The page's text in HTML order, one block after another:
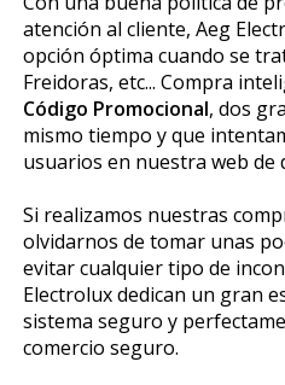
atención al cliente, Aeg
opción óptima cuando se
Freidoras, etc... Compra
Código Promocional, dos
mismo tiempo y que
usuarios en nuestra web de
Si realizamos nuestras
olvidarnos de tomar unas
evitar cualquier tipo de
Electrolux dedican un gran
sistema seguro y
comercio seguro.